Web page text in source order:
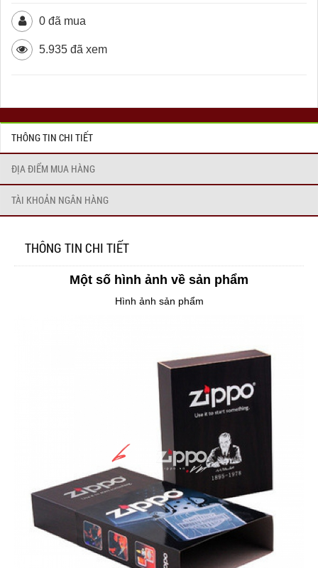
0 đã mua
5.935 đã xem
THÔNG TIN CHI TIẾT
ĐỊA ĐIỂM MUA HÀNG
TÀI KHOẢN NGÂN HÀNG
THÔNG TIN CHI TIẾT
Một số hình ảnh về sản phẩm
Hình ảnh sản phẩm